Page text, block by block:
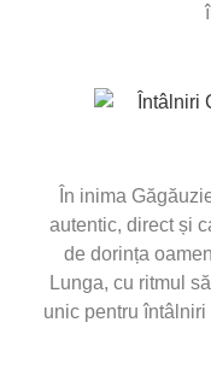
În inima
autentic, direct și
de dorința
Lunga, cu ritmul
unic pentru